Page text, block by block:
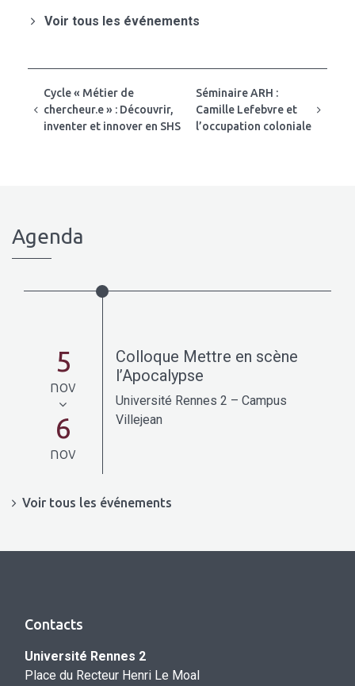
Voir tous les événements
Cycle « Métier de
chercheur.e » : Découvrir,
inventer et innover en SHS
Séminaire ARH :
Camille Lefebvre et
l’occupation coloniale
Agenda
5
nov
6
nov
Colloque Mettre en scène
l’Apocalypse
Université Rennes 2 – Campus
Villejean
Voir tous les événements
Contacts
Université Rennes 2
Place du Recteur Henri Le Moal